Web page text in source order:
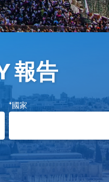
報告
*國家